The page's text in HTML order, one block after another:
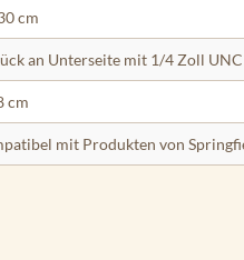
cm
an Unterseite mit 1/4 Zoll
cm
mit Produkten von